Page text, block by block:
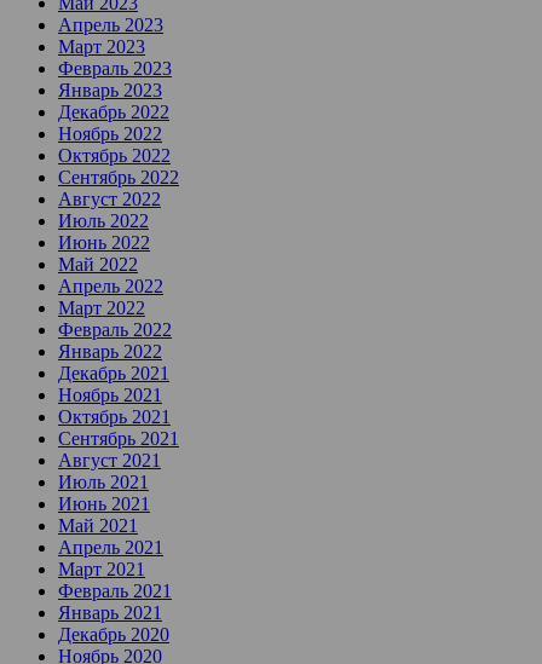
Апрель 2023
Март 2023
Февраль 2023
Январь 2023
Декабрь 2022
Ноябрь 2022
Октябрь 2022
Сентябрь 2022
Август 2022
Июль 2022
Июнь 2022
Май 2022
Апрель 2022
Март 2022
Февраль 2022
Январь 2022
Декабрь 2021
Ноябрь 2021
Октябрь 2021
Сентябрь 2021
Август 2021
Июль 2021
Июнь 2021
Май 2021
Апрель 2021
Март 2021
Февраль 2021
Январь 2021
Декабрь 2020
Ноябрь 2020